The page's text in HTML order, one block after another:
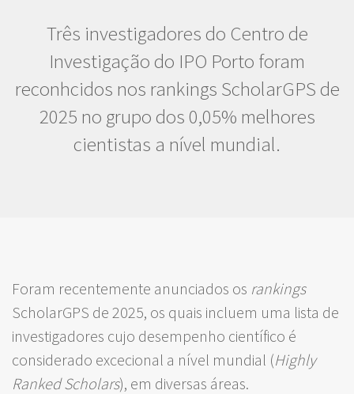
Três investigadores do Centro de
Investigação do IPO Porto foram
reconhcidos nos rankings ScholarGPS de
2025 no grupo dos 0,05% melhores
cientistas a nível mundial.
Foram recentemente anunciados os rankings
ScholarGPS de 2025, os quais incluem uma lista de
investigadores cujo desempenho científico é
considerado excecional a nível mundial (Highly
Ranked Scholars), em diversas áreas.